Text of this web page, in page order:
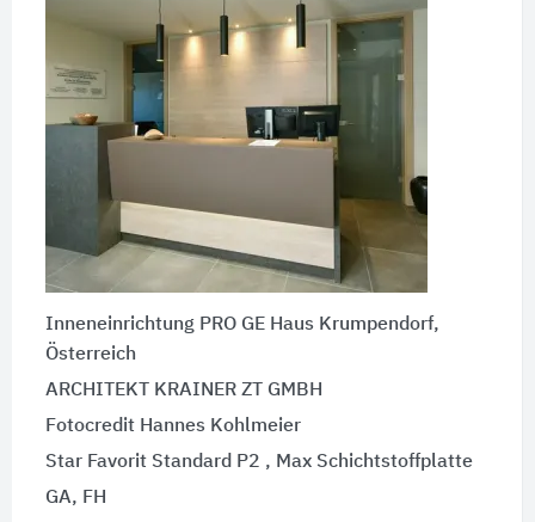
Inneneinrichtung PRO GE Haus Krumpendorf,
Österreich
ARCHITEKT KRAINER ZT GMBH
Fotocredit Hannes Kohlmeier
Star Favorit Standard P2 , Max Schichtstoffplatte
GA, FH